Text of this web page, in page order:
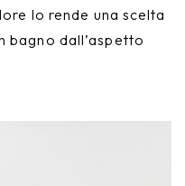
lo rende una scelta
bagno dall’aspetto